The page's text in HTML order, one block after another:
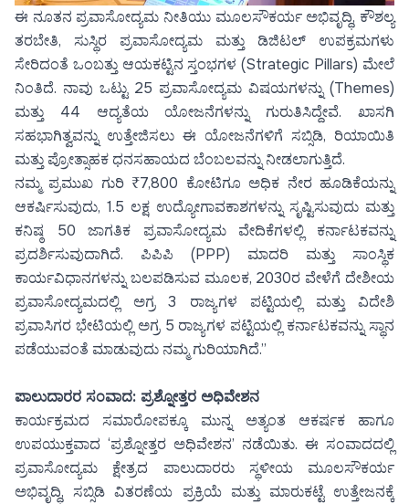
ಈ ನೂತನ ಪ್ರವಾಸೋದ್ಯಮ ನೀತಿಯು ಮೂಲಸೌಕರ್ಯ ಅಭಿವೃದ್ಧಿ, ಕೌಶಲ್ಯ
ತರಬೇತಿ, ಸುಸ್ಥಿರ ಪ್ರವಾಸೋದ್ಯಮ ಮತ್ತು ಡಿಜಿಟಲ್ ಉಪಕ್ರಮಗಳು
ಸೇರಿದಂತೆ ಒಂಬತ್ತು ಆಯಕಟ್ಟಿನ ಸ್ತಂಭಗಳ (Strategic Pillars) ಮೇಲೆ
ನಿಂತಿದೆ. ನಾವು ಒಟ್ಟು 25 ಪ್ರವಾಸೋದ್ಯಮ ವಿಷಯಗಳನ್ನು (Themes)
ಮತ್ತು 44 ಆದ್ಯತೆಯ ಯೋಜನೆಗಳನ್ನು ಗುರುತಿಸಿದ್ದೇವೆ. ಖಾಸಗಿ
ಸಹಭಾಗಿತ್ವವನ್ನು ಉತ್ತೇಜಿಸಲು ಈ ಯೋಜನೆಗಳಿಗೆ ಸಬ್ಸಿಡಿ, ರಿಯಾಯಿತಿ
ಮತ್ತು ಪ್ರೋತ್ಸಾಹಕ ಧನಸಹಾಯದ ಬೆಂಬಲವನ್ನು ನೀಡಲಾಗುತ್ತಿದೆ.
ನಮ್ಮ ಪ್ರಮುಖ ಗುರಿ ₹7,800 ಕೋಟಿಗೂ ಅಧಿಕ ನೇರ ಹೂಡಿಕೆಯನ್ನು
ಆಕರ್ಷಿಸುವುದು, 1.5 ಲಕ್ಷ ಉದ್ಯೋಗಾವಕಾಶಗಳನ್ನು ಸೃಷ್ಟಿಸುವುದು ಮತ್ತು
ಕನಿಷ್ಠ 50 ಜಾಗತಿಕ ಪ್ರವಾಸೋದ್ಯಮ ವೇದಿಕೆಗಳಲ್ಲಿ ಕರ್ನಾಟಕವನ್ನು
ಪ್ರದರ್ಶಿಸುವುದಾಗಿದೆ. ಪಿಪಿಪಿ (PPP) ಮಾದರಿ ಮತ್ತು ಸಾಂಸ್ಥಿಕ
ಕಾರ್ಯವಿಧಾನಗಳನ್ನು ಬಲಪಡಿಸುವ ಮೂಲಕ, 2030ರ ವೇಳೆಗೆ ದೇಶೀಯ
ಪ್ರವಾಸೋದ್ಯಮದಲ್ಲಿ ಅಗ್ರ 3 ರಾಜ್ಯಗಳ ಪಟ್ಟಿಯಲ್ಲಿ ಮತ್ತು ವಿದೇಶಿ
ಪ್ರವಾಸಿಗರ ಭೇಟಿಯಲ್ಲಿ ಅಗ್ರ 5 ರಾಜ್ಯಗಳ ಪಟ್ಟಿಯಲ್ಲಿ ಕರ್ನಾಟಕವನ್ನು ಸ್ಥಾನ
ಪಡೆಯುವಂತೆ ಮಾಡುವುದು ನಮ್ಮ ಗುರಿಯಾಗಿದೆ.”
ಪಾಲುದಾರರ ಸಂವಾದ: ಪ್ರಶ್ನೋತ್ತರ ಅಧಿವೇಶನ
ಕಾರ್ಯಕ್ರಮದ ಸಮಾರೋಪಕ್ಕೂ ಮುನ್ನ ಅತ್ಯಂತ ಆಕರ್ಷಕ ಹಾಗೂ
ಉಪಯುಕ್ತವಾದ ‘ಪ್ರಶ್ನೋತ್ತರ ಅಧಿವೇಶನ’ ನಡೆಯಿತು. ಈ ಸಂವಾದದಲ್ಲಿ
ಪ್ರವಾಸೋದ್ಯಮ ಕ್ಷೇತ್ರದ ಪಾಲುದಾರರು ಸ್ಥಳೀಯ ಮೂಲಸೌಕರ್ಯ
ಅಭಿವೃದ್ಧಿ, ಸಬ್ಸಿಡಿ ವಿತರಣೆಯ ಪ್ರಕ್ರಿಯೆ ಮತ್ತು ಮಾರುಕಟ್ಟೆ ಉತ್ತೇಜನಕ್ಕೆ